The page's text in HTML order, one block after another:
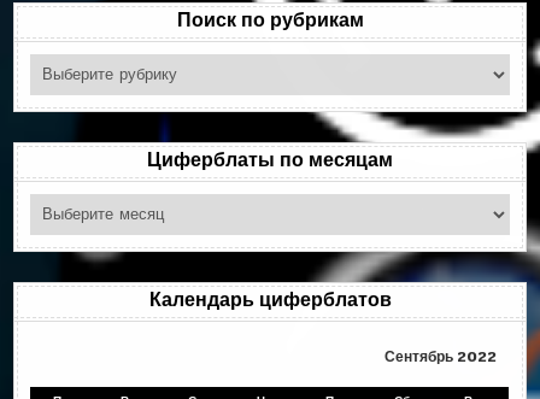
Поиск по рубрикам
Поиск
рубрикам
Циферблаты по месяцам
Циферблаты
месяцам
Календарь циферблатов
Сентябрь 2022